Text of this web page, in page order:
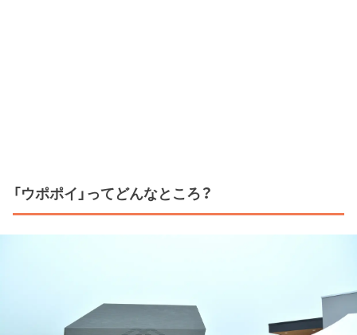
「ウポポイ」ってどんなところ？